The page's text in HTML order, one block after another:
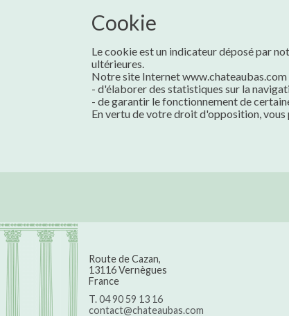
Cookie
Le cookie est un indicateur déposé par
ultérieures.
Notre site Internet
- d'élaborer des statistiques sur la
- de garantir le fonctionnement de
En vertu de votre droit d'opposition,
Route de Cazan,
13116 Vernègues
France
T. 04 90 59 13 16
contact@chateaubas.com